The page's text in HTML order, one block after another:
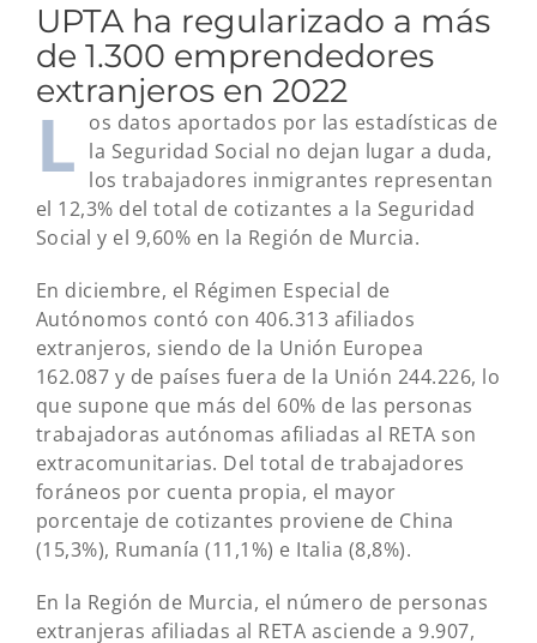
UPTA ha regularizado a más
de 1.300 emprendedores
extranjeros en 2022
L os datos aportados por las estadísticas de
la Seguridad Social no dejan lugar a duda,
los trabajadores inmigrantes representan
el 12,3% del total de cotizantes a la Seguridad
Social y el 9,60% en la Región de Murcia.
En diciembre, el Régimen Especial de
Autónomos contó con 406.313 afiliados
extranjeros, siendo de la Unión Europea
162.087 y de países fuera de la Unión 244.226, lo
que supone que más del 60% de las personas
trabajadoras autónomas afiliadas al RETA son
extracomunitarias. Del total de trabajadores
foráneos por cuenta propia, el mayor
porcentaje de cotizantes proviene de China
(15,3%), Rumanía (11,1%) e Italia (8,8%).
En la Región de Murcia, el número de personas
extranjeras afiliadas al RETA asciende a 9.907,